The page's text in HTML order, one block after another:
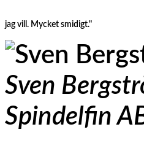
jag vill. Mycket smidigt."
Sven
Spindelfin